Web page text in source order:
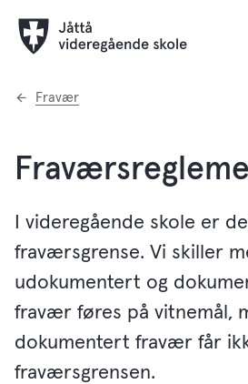
Du
Fravær
I videregående skole er
fraværsgrense. Vi skiller
udokumentert og
fravær føres på vitnemål,
dokumentert fravær får
fraværsgrensen.